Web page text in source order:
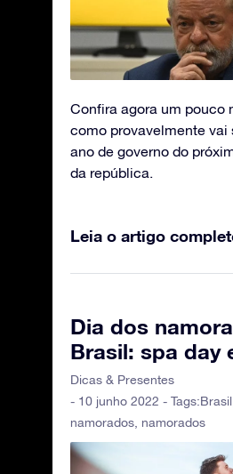
Confira agora um pouco
como provavelmente vai
ano de governo do
da república.
Leia o artigo
Dia dos
Brasil: spa day
Dicas & Presentes
- 10 junho 2022 - Tags:Brasil
namorados namorados